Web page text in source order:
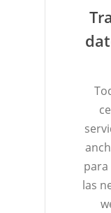
para
las